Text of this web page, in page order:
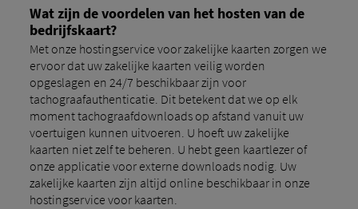
Wat zijn de voordelen van het hosten van de
bedrijfskaart?
Met onze hostingservice voor zakelijke kaarten zorgen we
ervoor dat uw zakelijke kaarten veilig worden
opgeslagen en 24/7 beschikbaar zijn voor
tachograafauthenticatie. Dit betekent dat we op elk
moment tachograafdownloads op afstand vanuit uw
voertuigen kunnen uitvoeren. U hoeft uw zakelijke
kaarten niet zelf te beheren. U hebt geen kaartlezer of
onze applicatie voor externe downloads nodig. Uw
zakelijke kaarten zijn altijd online beschikbaar in onze
hostingservice voor kaarten.